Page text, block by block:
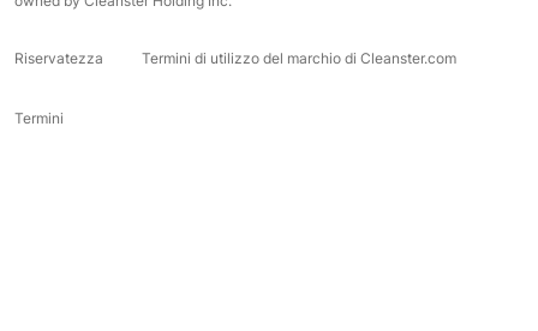
Riservatezza Termini di utilizzo del marchio di Cleanster.com
Termini